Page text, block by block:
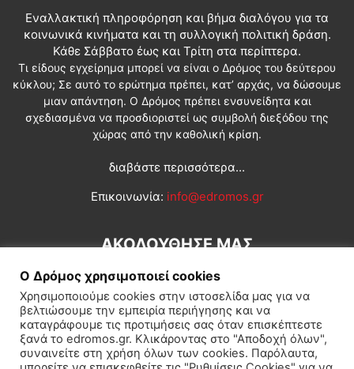
Εναλλακτική πληροφόρηση και βήμα διαλόγου για τα
κοινωνικά κινήματα και τη συλλογική πολιτική δράση.
Κάθε Σάββατο έως και Τρίτη στα περίπτερα.
Τι είδους εγχείρημα μπορεί να είναι ο Δρόμος του δεύτερου
κύκλου; Σε αυτό το ερώτημα πρέπει, κατ’ αρχάς, να δώσουμε
μιαν απάντηση. Ο Δρόμος πρέπει ενσυνείδητα και
σχεδιασμένα να προσδιοριστεί ως συμβολή διεξόδου της
χώρας από την καθολική κρίση.
διαβάστε περισσότερα...
Επικοινωνία: info@edromos.gr
ΑΚΟΛΟΥΘΗΣΕ ΜΑΣ
Εγγραφή συνδρομητή Πολιτική Διεθνή Κοινωνία
Ο Δρόμος χρησιμοποιεί cookies
Χρησιμοποιούμε cookies στην ιστοσελίδα μας για να
βελτιώσουμε την εμπειρία περιήγησης και να
καταγράφουμε τις προτιμήσεις σας όταν επισκέπτεστε
ξανά το edromos.gr. Κλικάροντας στο "Αποδοχή όλων",
συναινείτε στη χρήση όλων των cookies. Παρόλαυτα,